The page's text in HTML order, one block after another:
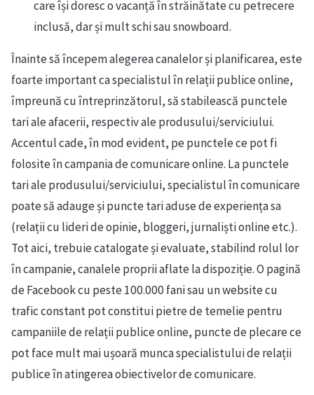
care își doresc o vacanță în străinătate cu petrecere
inclusă, dar și mult schi sau snowboard.
Înainte să începem alegerea canalelor și planificarea, este
foarte important ca specialistul în relații publice online,
împreună cu întreprinzătorul, să stabilească punctele
tari ale afacerii, respectiv ale produsului/serviciului.
Accentul cade, în mod evident, pe punctele ce pot fi
folosite în campania de comunicare online. La punctele
tari ale produsului/serviciului, specialistul în comunicare
poate să adauge și puncte tari aduse de experiența sa
(relații cu lideri de opinie, bloggeri, jurnaliști online etc.).
Tot aici, trebuie catalogate și evaluate, stabilind rolul lor
în campanie, canalele proprii aflate la dispoziție. O pagină
de Facebook cu peste 100.000 fani sau un website cu
trafic constant pot constitui pietre de temelie pentru
campaniile de relații publice online, puncte de plecare ce
pot face mult mai ușoară munca specialistului de relații
publice în atingerea obiectivelor de comunicare.